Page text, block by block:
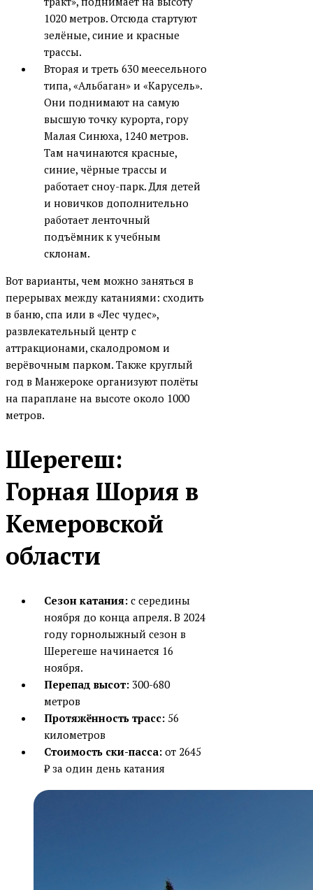
1020 метров. Отсюда стартуют
зелёные, синие и красные
трассы.
Вторая и треть 630 меесельного
типа, «Альбаган» и «Карусель».
Они поднимают на самую
высшую точку курорта, гору
Малая Синюха, 1240 метров.
Там начинаются красные,
синие, чёрные трассы и
работает сноу-парк. Для детей
и новичков дополнительно
работает ленточный
подъёмник к учебным
склонам.
Вот варианты, чем можно заняться в
перерывах между катаниями: сходить
в баню, спа или в «Лес чудес»,
развлекательный центр с
аттракционами, скалодромом и
верёвочным парком. Также круглый
год в Манжероке организуют полёты
на параплане на высоте около 1000
метров.
Шерегеш:
Горная Шория в
Кемеровской
области
Сезон катания: с середины
ноября до конца апреля. В 2024
году горнолыжный сезон в
Шерегеше начинается 16
ноября.
Перепад высот: 300-680
метров
Протяжённость трасс: 56
километров
Стоимость ски-пасса: от 2645
₽ за один день катания